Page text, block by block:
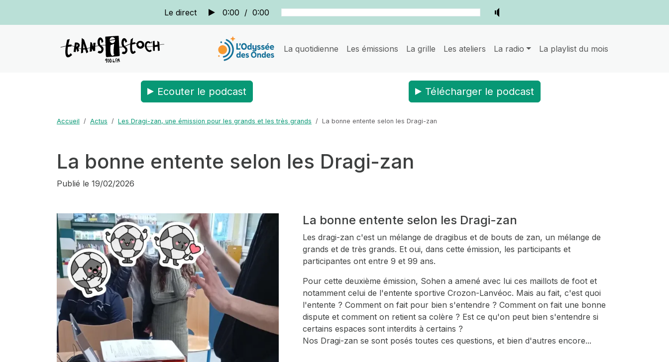
Le direct 0:00 / 0:00
La quotidienne Les émissions La grille Les ateliers La radio La playlist du mois
Ecouter le podcast Télécharger le podcast
Accueil Actus Les Dragi-zan, une émission pour les grands et les très grands La bonne entente selon les Dragi-zan
La bonne entente selon les Dragi-zan
Publié le 19/02/2026
La bonne entente selon les Dragi-zan
Les dragi-zan c'est un mélange de dragibus et de bouts de zan, un mélange de
grands et de très grands. Et oui, dans cette émission, les participants et
participantes ont entre 9 et 99 ans.
Pour cette deuxième émission, Sohen a amené avec lui ces maillots de foot et
notamment celui de l'entente sportive Crozon-Lanvéoc. Mais au fait, c'est quoi
l'entente ? Comment on fait pour bien s'entendre ? Comment on fait une bonne
dispute et comment on retient sa colère ? Est ce qu'on peut bien s'entendre si
certains espaces sont interdits à certains ?
Nos Dragi-zan se sont posés toutes ces questions, et bien d'autres encore...